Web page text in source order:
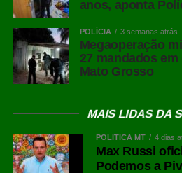
anos, aponta
POLÍCIA 3 semanas atrás
Megaoperação
27 mandados
Mato Grosso
MAIS LIDAS DA
POLÍTICA MT 4 dias
Max Russi
Podemos a